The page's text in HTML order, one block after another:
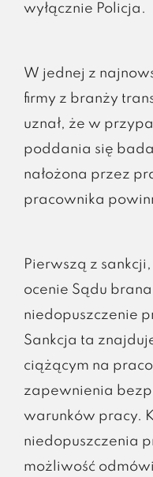
wyłącznie Policja.
W jednej z
firmy z branży
uznał, że w
poddania się
nałożona przez
pracownika
Pierwszą z
ocenie Sądu
niedopuszczenie
Sankcja ta
ciążącym na
zapewnienia
warunków pracy.
niedopuszczenia
możliwość